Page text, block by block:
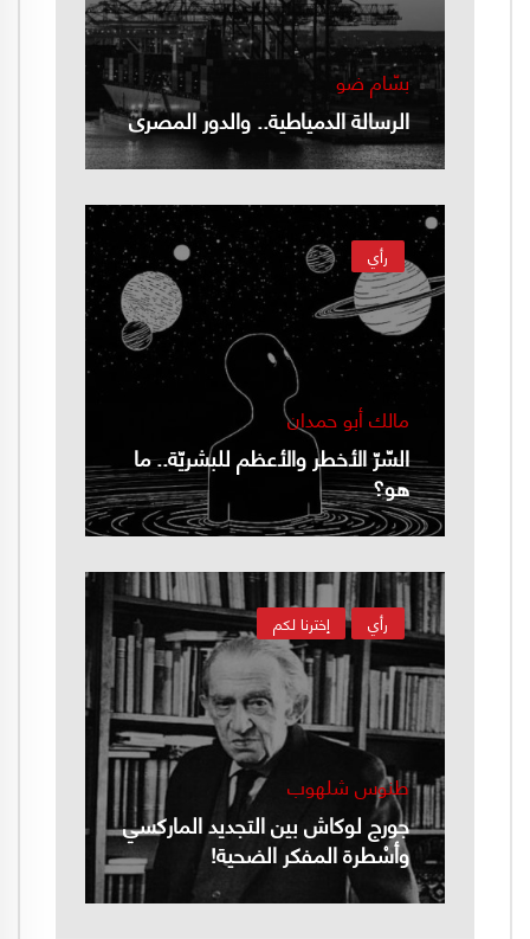
بسّام ضو
الرسالة الدمياطية.. والدور المصري
رأي
مالك أبو حمدان
السّرّ الأخطر والأعظم للبشريّة.. ما
هو؟
إخترنا لكم رأي
طنوس شلهوب
جورج لوكاش بين التجديد الماركسي
وأسْطرة المفكر الضحية!